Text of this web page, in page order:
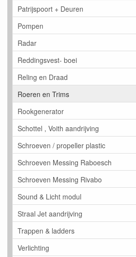
Patrijspoort + Deuren
Pompen
Radar
Reddingsvest- boei
Reling en Draad
Roeren en Trims
Rookgenerator
Schottel , Voith aandrijving
Schroeven / propeller plastic
Schroeven Messing Raboesch
Schroeven Messing Rivabo
Sound & Licht modul
Straal Jet aandrijving
Trappen & ladders
Verlichting